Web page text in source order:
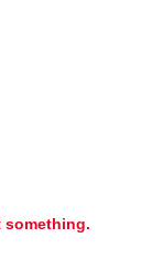
something.